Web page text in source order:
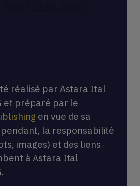
réalisé par Astara Ital
et préparé par le
en vue de sa
la responsabilité
images) et des liens
à Astara Ital